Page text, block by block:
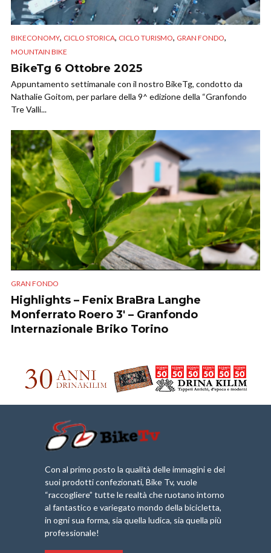
BIKECONOMY, CICLO STORICA, CICLO TURISMO, GRAN FONDO,
MOUNTAIN BIKE
BikeTg 6 Ottobre 2025
Appuntamento settimanale con il nostro BikeTg, condotto da
Nathalie Goitom, per parlare della 9^ edizione della “Granfondo
Tre Valli...
GRAN FONDO
Highlights – Fenix BraBra Langhe
Monferrato Roero 3′ – Granfondo
Internazionale Briko Torino
Con al primo posto la qualità delle immagini e dei
suoi prodotti confezionati, Bike Tv, vuole
“raccogliere” tutte le realtà che ruotano intorno
al fantastico e variegato mondo della bicicletta,
in ogni sua forma, sia quella ludica, sia quella più
professionale!